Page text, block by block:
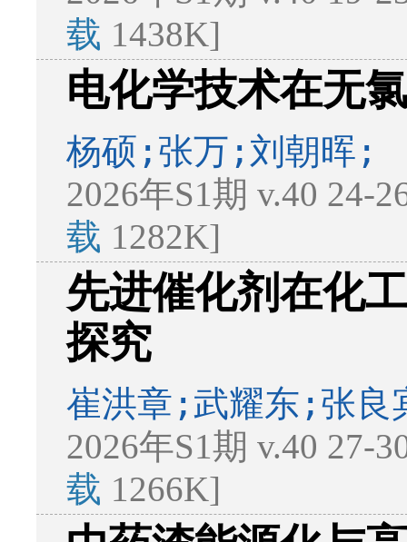
载 1438K]
电化学技术在无
杨硕;张万;刘朝晖;
2026年S1期 v.40 24-
载 1282K]
先进催化剂在化
探究
崔洪章;武耀东;张良
2026年S1期 v.40 27-
载 1266K]